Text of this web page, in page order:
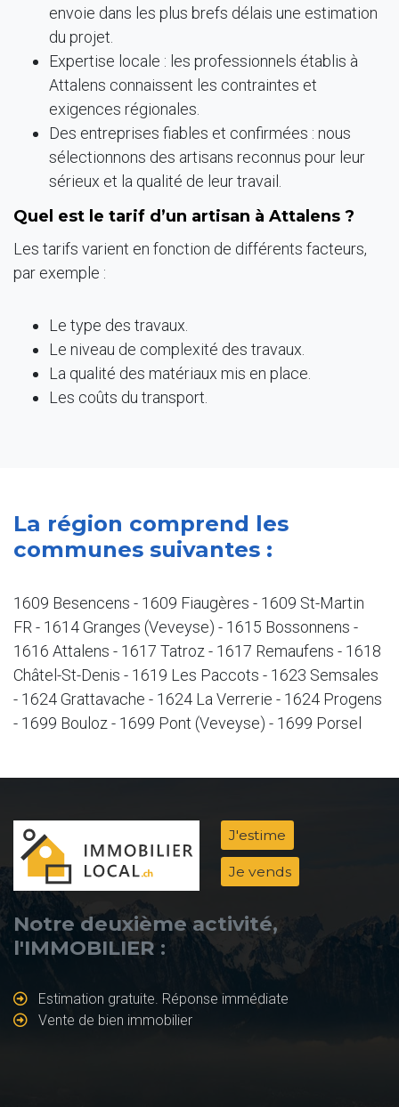
envoie dans les plus brefs délais une estimation
du projet.
Expertise locale : les professionnels établis à
Attalens connaissent les contraintes et
exigences régionales.
Des entreprises fiables et confirmées : nous
sélectionnons des artisans reconnus pour leur
sérieux et la qualité de leur travail.
Quel est le tarif d’un artisan à Attalens ?
Les tarifs varient en fonction de différents facteurs,
par exemple :
Le type des travaux.
Le niveau de complexité des travaux.
La qualité des matériaux mis en place.
Les coûts du transport.
La région comprend les
communes suivantes :
1609 Besencens - 1609 Fiaugères - 1609 St-Martin
FR - 1614 Granges (Veveyse) - 1615 Bossonnens -
1616 Attalens - 1617 Tatroz - 1617 Remaufens - 1618
Châtel-St-Denis - 1619 Les Paccots - 1623 Semsales
- 1624 Grattavache - 1624 La Verrerie - 1624 Progens
- 1699 Bouloz - 1699 Pont (Veveyse) - 1699 Porsel
Notre deuxième activité,
l'IMMOBILIER :
Estimation gratuite. Réponse immédiate
Vente de bien immobilier
J'estime
Je vends